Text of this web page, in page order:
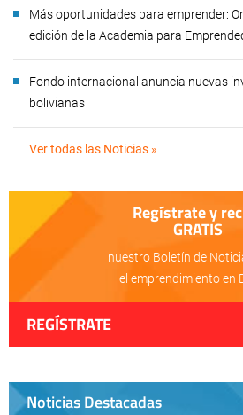
Más oportunidades para emprender:
edición de la Academia para
Fondo internacional anuncia nuevas
bolivianas
Ver todas las Noticias »
Regístrate y
GRATIS
nuestro Boletín de
el emprendimiento en
REGÍSTRATE
Noticias Destacadas